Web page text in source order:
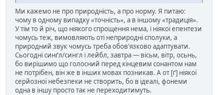
Ми кажемо не про природність, а про норму. Я питаю:
чому в одному випадку «точність», а в іншому «традиція».
У тім то й річ, що ніякого спрощення нема, і ніякої епентези
чомусь теж, вимовляють оті неприродні сполуки, а
природний звук чомусь треба обов'язково адаптувати.
Сьогодні синґл/сингл і лейбл, завтра — вісьм, вітр, осьнь,
бо вирішимо що голосний перед кінцевим сонантом нам
не потрібен, він же в інших мовах позникав. А от [ґ] ніякої
серйозної небезпеки не створить, бо в ідеалі, фонеми
одна в іншу просто так не переходитимуть.